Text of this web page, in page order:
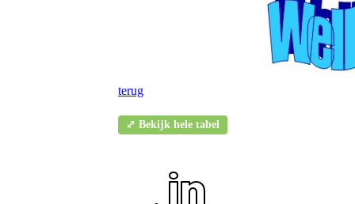
terug
⤢ Bekijk hele tabel